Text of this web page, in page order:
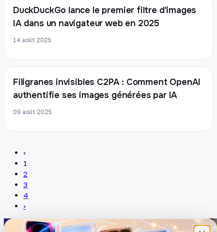
DuckDuckGo lance le premier filtre d'images
IA dans un navigateur web en 2025
14 août 2025
Filigranes invisibles C2PA : Comment OpenAI
authentifie ses images générées par IA
09 août 2025
‹
1
2
3
4
›